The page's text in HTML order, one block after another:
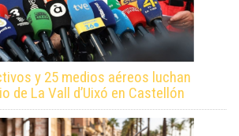
y 25 medios aéreos luchan
de La Vall d’Uixó en Castellón